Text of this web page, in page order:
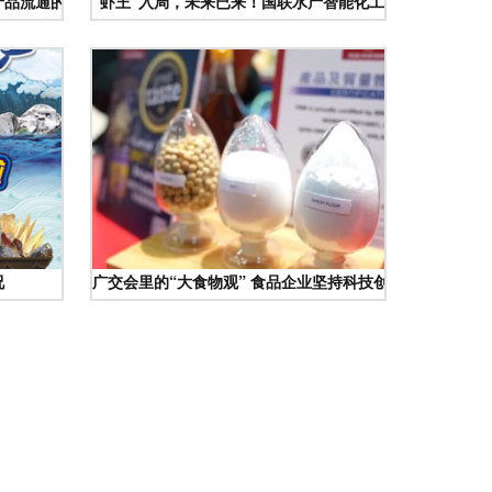
广交会里的“大食物观” 食品企业坚持科技创新，水产品引